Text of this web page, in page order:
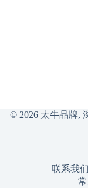
© 2026 太牛品牌,
联系我们